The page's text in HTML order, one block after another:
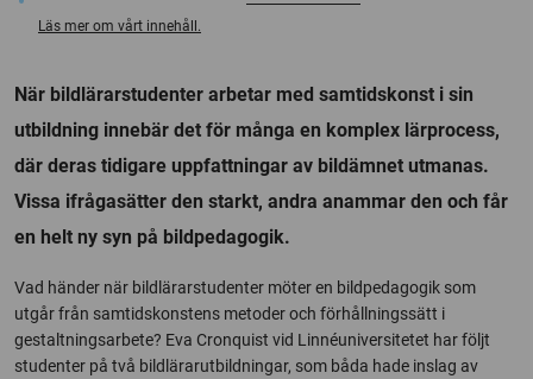
Läs mer om vårt innehåll.
När bildlärarstudenter arbetar med samtidskonst i sin
utbildning innebär det för många en komplex lärprocess,
där deras tidigare uppfattningar av bildämnet utmanas.
Vissa ifrågasätter den starkt, andra anammar den och får
en helt ny syn på bildpedagogik.
Vad händer när bildlärarstudenter möter en bildpedagogik som
utgår från samtidskonstens metoder och förhållningssätt i
gestaltningsarbete? Eva Cronquist vid Linnéuniversitetet har följt
studenter på två bildlärarutbildningar, som båda hade inslag av